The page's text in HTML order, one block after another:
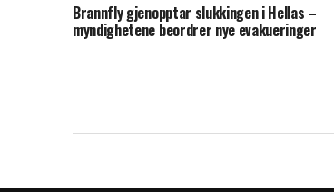
Brannfly gjenopptar slukkingen i Hellas –
myndighetene beordrer nye evakueringer